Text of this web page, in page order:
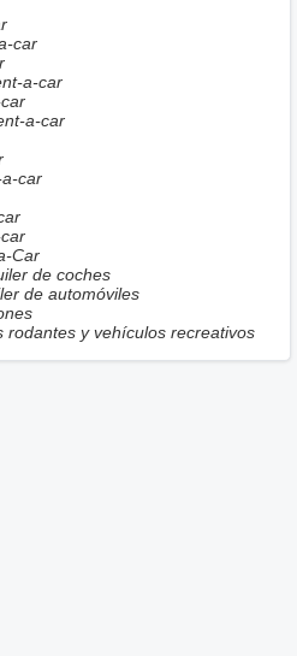
car
a-car
a-car
car
Car
de coches
de automóviles
rodantes y vehículos recreativos